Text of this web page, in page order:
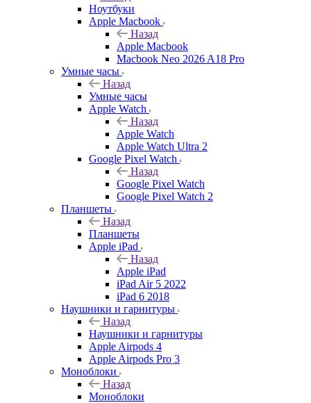
Ноутбуки
Apple Macbook
Назад
Apple Macbook
Macbook Neo 2026 A18 Pro
Умные часы
Назад
Умные часы
Apple Watch
Назад
Apple Watch
Apple Watch Ultra 2
Google Pixel Watch
Назад
Google Pixel Watch
Google Pixel Watch 2
Планшеты
Назад
Планшеты
Apple iPad
Назад
Apple iPad
iPad Air 5 2022
iPad 6 2018
Наушники и гарнитуры
Назад
Наушники и гарнитуры
Apple Airpods 4
Apple Airpods Pro 3
Моноблоки
Назад
Моноблоки